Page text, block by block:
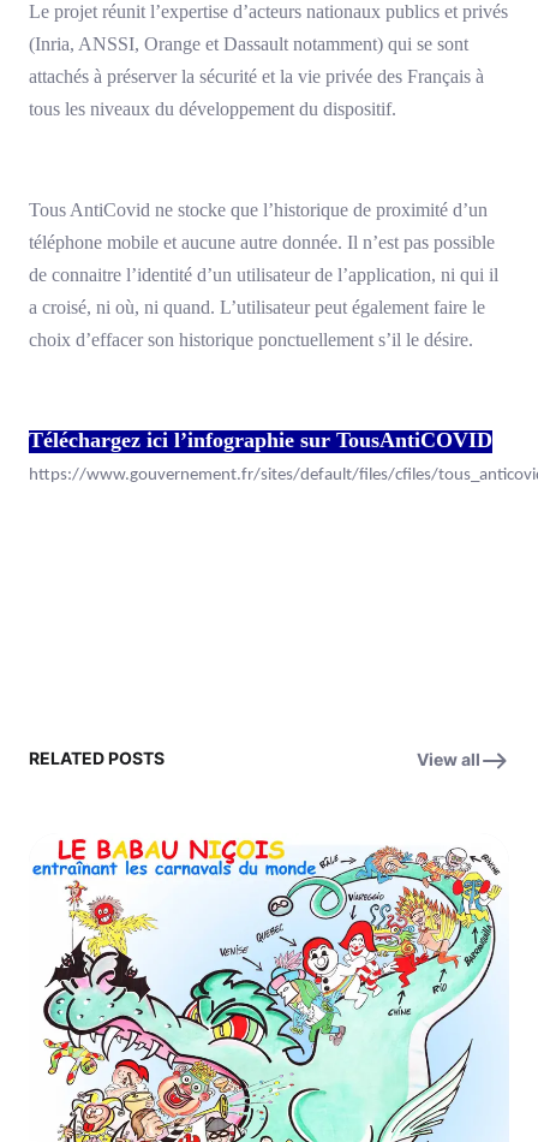
Le projet réunit l’expertise d’acteurs nationaux publics et privés
(Inria, ANSSI, Orange et Dassault notamment) qui se sont
attachés à préserver la sécurité et la vie privée des Français à
tous les niveaux du développement du dispositif.
Tous AntiCovid ne stocke que l’historique de proximité d’un
téléphone mobile et aucune autre donnée. Il n’est pas possible
de connaitre l’identité d’un utilisateur de l’application, ni qui il
a croisé, ni où, ni quand. L’utilisateur peut également faire le
choix d’effacer son historique ponctuellement s’il le désire.
Téléchargez ici l’infographie sur TousAntiCOVID
https://www.gouvernement.fr/sites/default/files/cfiles/
RELATED POSTS View all